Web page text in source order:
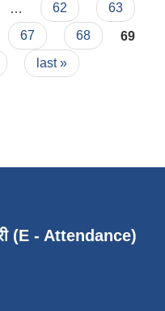
62
63
67 68
69
last »
(E - Attendance)